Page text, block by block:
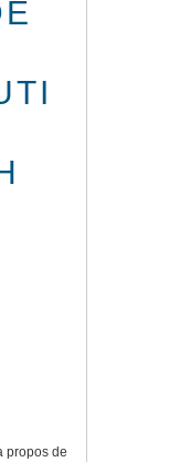
propos de